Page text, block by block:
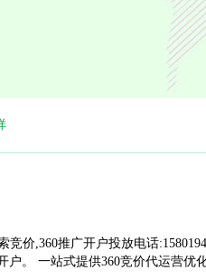
竞价,360推广开户投放电话
户。 一站式提供360竞价代运营